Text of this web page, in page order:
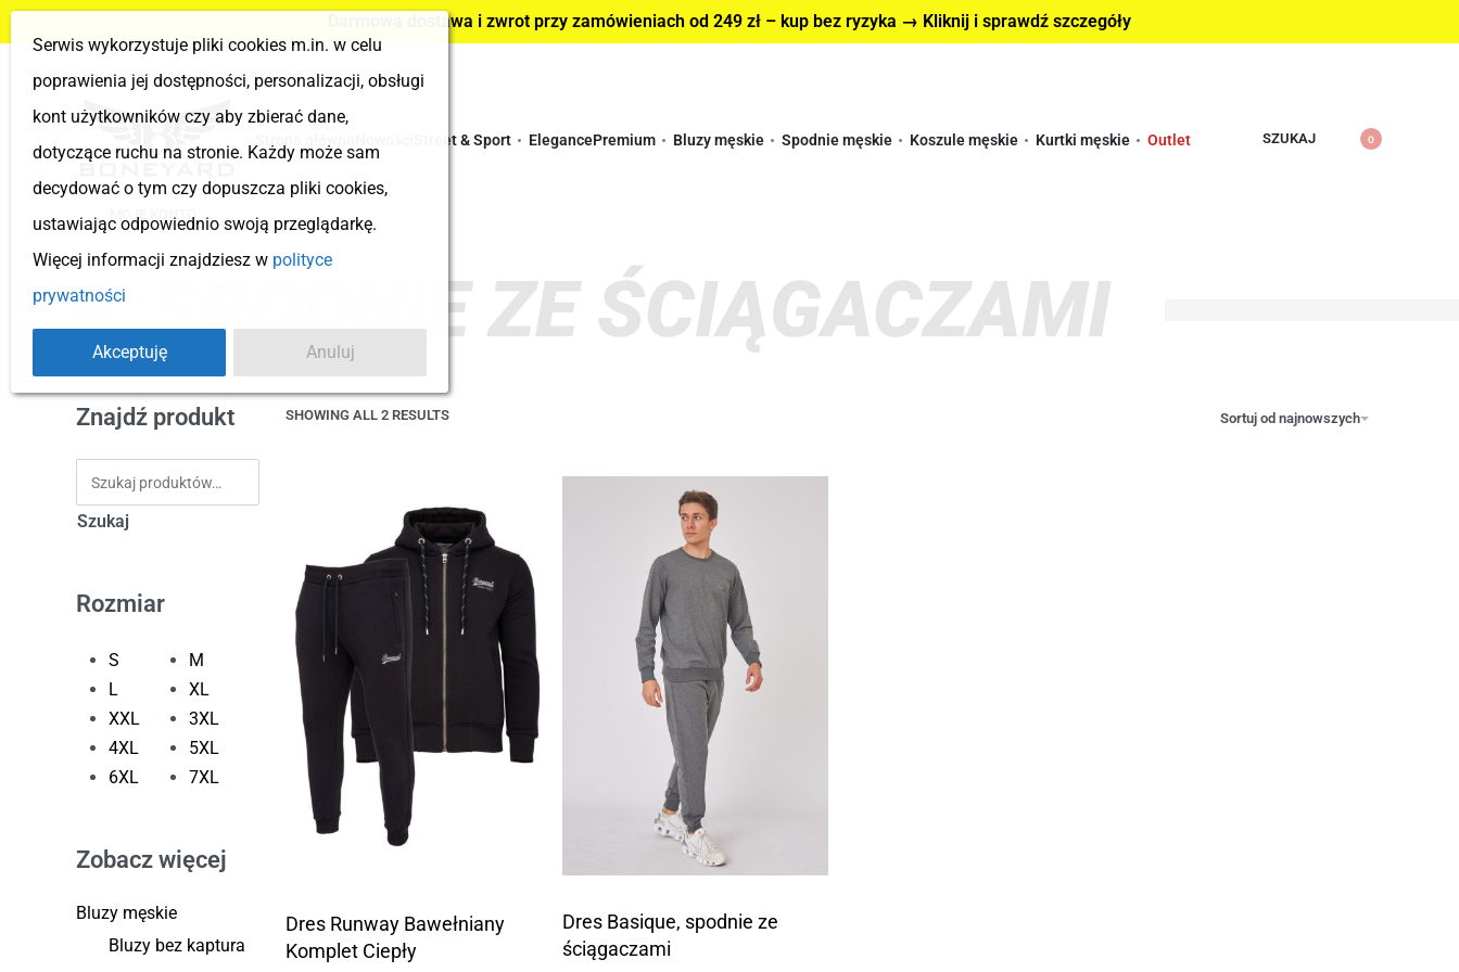
Darmowa dostawa i zwrot przy zamówieniach od 249 zł – kup bez ryzyka → Kliknij i sprawdź szczegóły
Street & Sport ElegancePremium Bluzy męskie Spodnie męskie Koszule męskie Kurtki męskie Outlet SZUKAJ 0
MOJE KONTO
SPODNIE ZE ŚCIĄGACZAMI
Znajdź produkt
Szukaj
Rozmiar
S
M
L
XL
XXL
3XL
4XL
5XL
6XL
7XL
Zobacz więcej
Bluzy męskie
Bluzy bez kaptura
SHOWING ALL 2 RESULTS Sortuj od najnowszych
Dres Runway Bawełniany
Komplet Ciepły
Dres Basique, spodnie ze
ściągaczami
Serwis wykorzystuje pliki cookies m.in. w celu
poprawienia jej dostępności, personalizacji, obsługi
kont użytkowników czy aby zbierać dane,
dotyczące ruchu na stronie. Każdy może sam
decydować o tym czy dopuszcza pliki cookies,
ustawiając odpowiednio swoją przeglądarkę.
Więcej informacji znajdziesz w polityce
prywatności
Akceptuję Anuluj